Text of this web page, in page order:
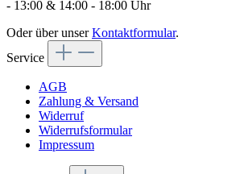
- 13:00 & 14:00 - 18:00 Uhr
Oder über unserKontaktformular.
Service
AGB
Zahlung & Versand
Widerruf
Widerrufsformular
Impressum